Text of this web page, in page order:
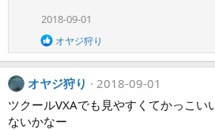
:
2018-09-01
R
e
a
c
t
i
オヤジ狩り
オヤジ狩り
2018-09-01
ツクールVXAでも見やすくてかっこい
ないかなー